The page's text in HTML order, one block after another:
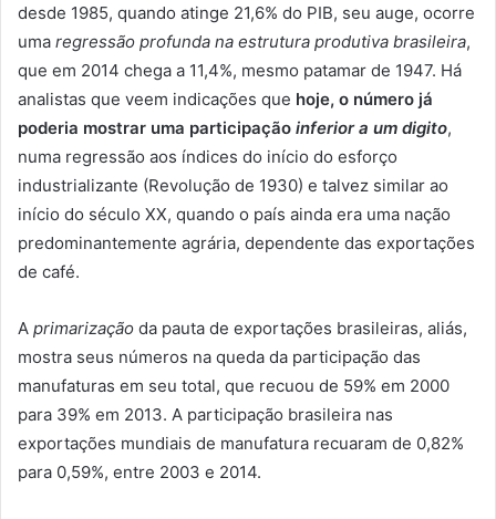
desde 1985, quando atinge 21,6% do PIB, seu auge, ocorre
uma regressão profunda na estrutura produtiva brasileira,
que em 2014 chega a 11,4%, mesmo patamar de 1947. Há
analistas que veem indicações que hoje, o número já
poderia mostrar uma participação inferior a um digito,
numa regressão aos índices do início do esforço
industrializante (Revolução de 1930) e talvez similar ao
início do século XX, quando o país ainda era uma nação
predominantemente agrária, dependente das exportações
de café.
A primarização da pauta de exportações brasileiras, aliás,
mostra seus números na queda da participação das
manufaturas em seu total, que recuou de 59% em 2000
para 39% em 2013. A participação brasileira nas
exportações mundiais de manufatura recuaram de 0,82%
para 0,59%, entre 2003 e 2014.